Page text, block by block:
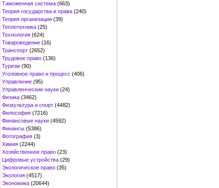
Таможенная система (663)
Теория государства и права (240)
Теория организации (39)
Теплотехника (25)
Технология (624)
Товароведение (16)
Транспорт (2652)
Трудовое право (136)
Туризм (90)
Уголовное право и процесс (406)
Управление (95)
Управленческие науки (24)
Физика (3462)
Физкультура и спорт (4482)
Философия (7216)
Финансовые науки (4592)
Финансы (5386)
Фотография (3)
Химия (2244)
Хозяйственное право (23)
Цифровые устройства (29)
Экологическое право (35)
Экология (4517)
Экономика (20644)